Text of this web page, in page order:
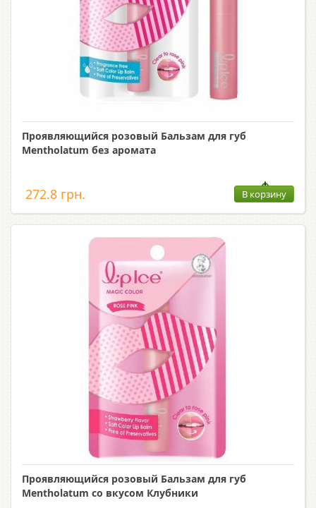
Проявляющийся розовый Бальзам для губ
Mentholatum без аромата
272.8 грн. В корзину
Проявляющийся розовый Бальзам для губ
Mentholatum со вкусом Клубники